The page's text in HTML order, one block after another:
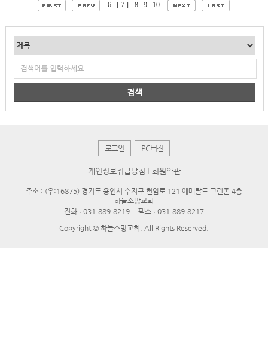
6 [ 7 ] 8 9 10
검색
로그인 PC버전
개인정보취급방침 회원약관
주소 : (우:16875) 경기도 용인시 수지구 현암로 121 에메랄드 그린존 4층
하늘소망교회
전화 : 031-889-8219
팩스 : 031-889-8217
Copyright © 하늘소망교회. All Rights Reserved.